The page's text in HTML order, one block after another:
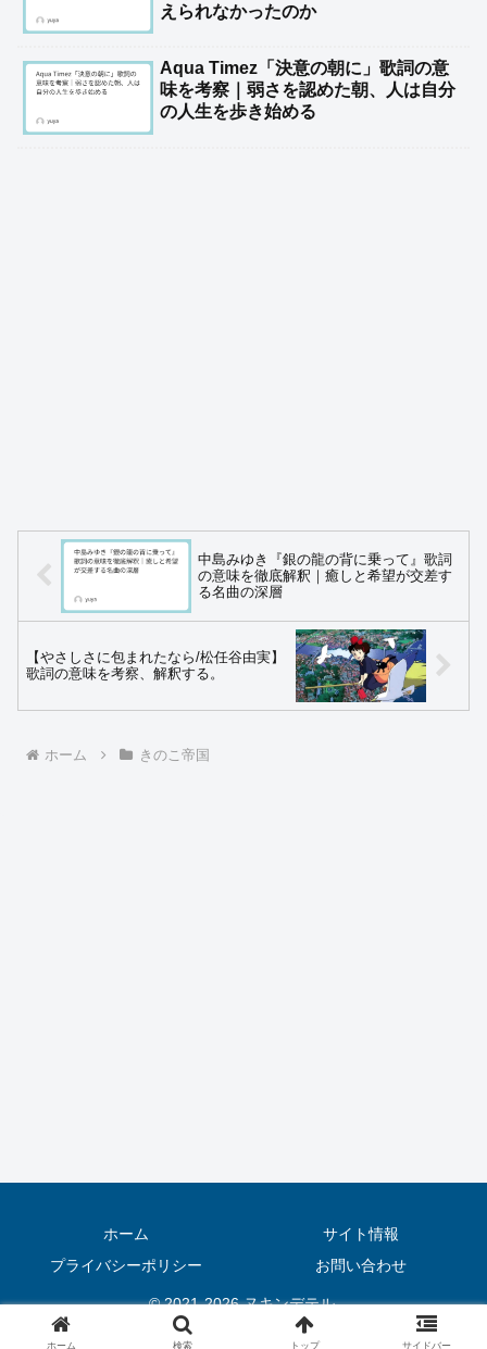
えられなかったのか
Aqua Timez「決意の朝に」歌詞の意
味を考察｜弱さを認めた朝、人は自分
の人生を歩き始める
中島みゆき『銀の龍の背に乗って』歌詞
の意味を徹底解釈｜癒しと希望が交差す
る名曲の深層
【やさしさに包まれたなら/松任谷由実】
歌詞の意味を考察、解釈する。
ホーム きのこ帝国
ホーム
サイト情報
プライバシーポリシー
お問い合わせ
© 2021-2026 ヌキンデテル.
ホーム 検索 トップ サイドバー